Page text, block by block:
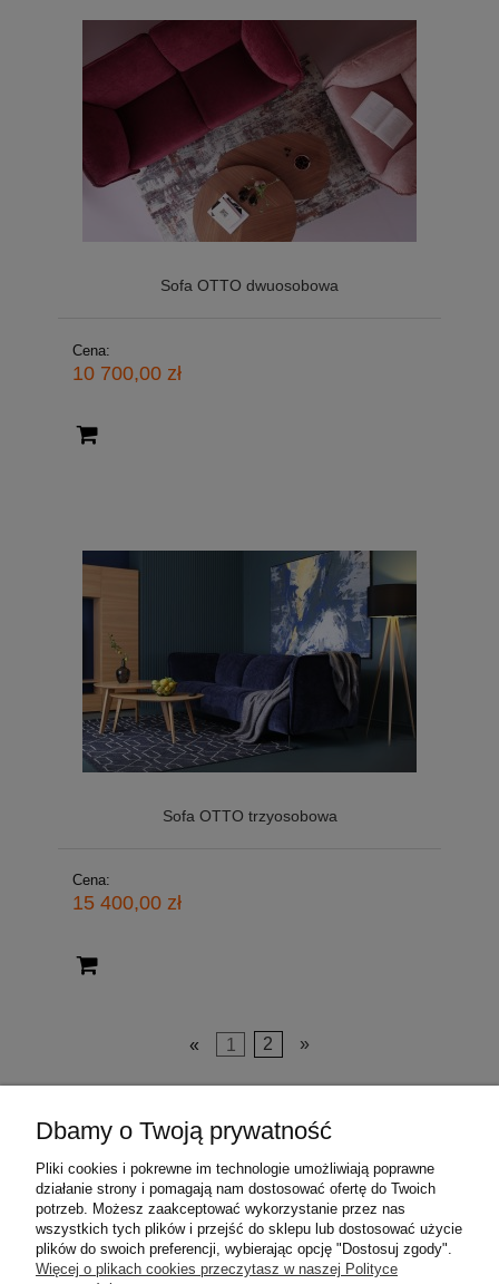
Sofa OTTO dwuosobowa
Cena:
10 700,00 zł
Sofa OTTO trzyosobowa
Cena:
15 400,00 zł
« 1 2 »
O nas
Moje konto
Płatności i dostawa
Dbamy o Twoją prywatność
Pliki cookies i pokrewne im technologie umożliwiają poprawne
działanie strony i pomagają nam dostosować ofertę do Twoich
potrzeb. Możesz zaakceptować wykorzystanie przez nas
wszystkich tych plików i przejść do sklepu lub dostosować użycie
plików do swoich preferencji, wybierając opcję "Dostosuj zgody".
Więcej o plikach cookies przeczytasz w naszej Polityce